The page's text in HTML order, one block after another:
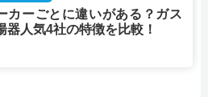
カーごとに違いがある？ガス
器人気4社の特徴を比較！